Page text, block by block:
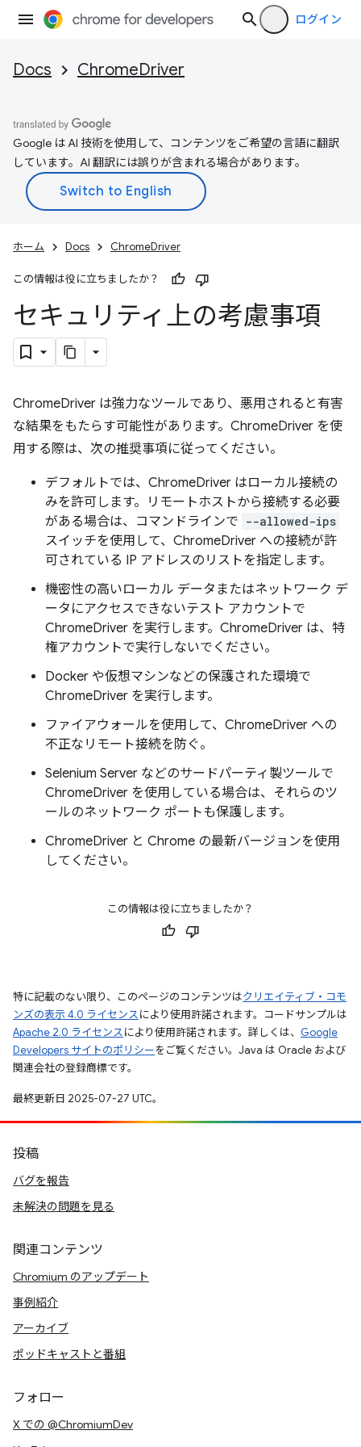
ログイン
Docs ChromeDriver
Google は AI 技術を使用して、コンテンツをご希望の言語に翻訳
しています。AI 翻訳には誤りが含まれる場合があります。
ホーム Docs ChromeDriver
この情報は役に立ちましたか？
セキュリティ上の考慮事項
ChromeDriver は強力なツールであり、悪用されると有害
な結果をもたらす可能性があります。ChromeDriver を使
用する際は、次の推奨事項に従ってください。
デフォルトでは、ChromeDriver はローカル接続の
みを許可します。リモートホストから接続する必要
がある場合は、コマンドラインで --allowed-ips
スイッチを使用して、ChromeDriver への接続が許
可されている IP アドレスのリストを指定します。
機密性の高いローカル データまたはネットワーク デ
ータにアクセスできないテスト アカウントで
ChromeDriver を実行します。ChromeDriver は、特
権アカウントで実行しないでください。
Docker や仮想マシンなどの保護された環境で
ChromeDriver を実行します。
ファイアウォールを使用して、ChromeDriver への
不正なリモート接続を防ぐ。
Selenium Server などのサードパーティ製ツールで
ChromeDriver を使用している場合は、それらのツ
ールのネットワーク ポートも保護します。
ChromeDriver と Chrome の最新バージョンを使用
してください。
この情報は役に立ちましたか？
特に記載のない限り、このページのコンテンツはクリエイティブ・コモ
ンズの表示 4.0 ライセンスにより使用許諾されます。コードサンプルは
Apache 2.0 ライセンスにより使用許諾されます。詳しくは、 Google
Developers サイトのポリシーをご覧ください。Java は Oracle および
関連会社の登録商標です。
最終更新日 2025-07-27 UTC。
投稿
バグを報告
未解決の問題を見る
関連コンテンツ
Chromium のアップデート
事例紹介
アーカイブ
ポッドキャストと番組
フォロー
X での @ChromiumDev